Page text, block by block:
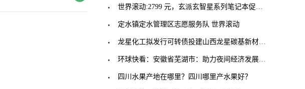
世界滚动:2799 元，玄派玄智星系列笔记本促销：i5-
定水镇定水管理区志愿服务队 世界滚动
龙星化工拟发行可转债投建山西龙星碳基新材料循环经
环球快看：安徽省芜湖市：助力夜间经济发展，市场监
四川水果产地在哪里？四川哪里产水果好？